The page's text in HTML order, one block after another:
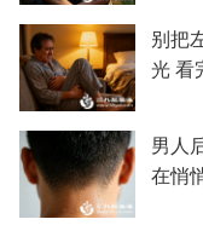
别把
光 看
男人
在悄